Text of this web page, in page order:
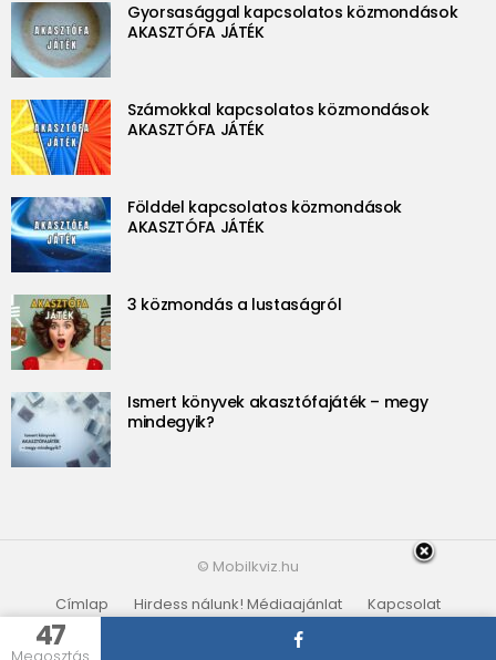
47
Gyorsasággal kapcsolatos közmondások
AKASZTÓFA JÁTÉK
Számokkal kapcsolatos közmondások
AKASZTÓFA JÁTÉK
Földdel kapcsolatos közmondások
AKASZTÓFA JÁTÉK
3 közmondás a lustaságról
Ismert könyvek akasztófajáték – megy
mindegyik?
© Mobilkviz.hu
Címlap
Hirdess nálunk! Médiaajánlat
Kapcsolat